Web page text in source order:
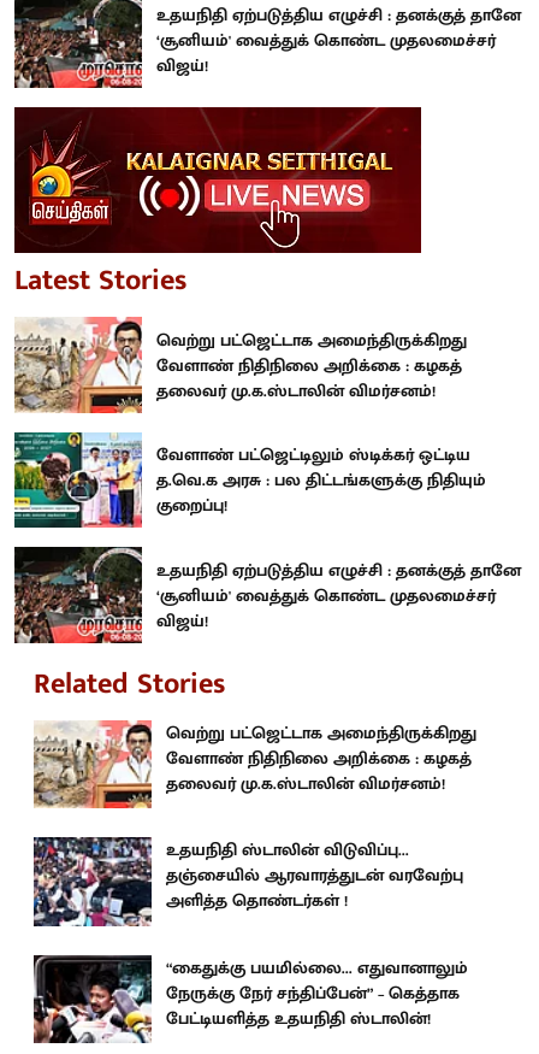
உதயநிதி ஏற்படுத்திய எழுச்சி : தனக்குத் தானே
‘சூனியம்' வைத்துக் கொண்ட முதலமைச்சர்
விஜய்!
Latest Stories
வெற்று பட்ஜெட்டாக அமைந்திருக்கிறது
வேளாண் நிதிநிலை அறிக்கை : கழகத்
தலைவர் மு.க.ஸ்டாலின் விமர்சனம்!
வேளாண் பட்ஜெட்டிலும் ஸ்டிக்கர் ஒட்டிய
த.வெ.க அரசு : பல திட்டங்களுக்கு நிதியும்
குறைப்பு!
உதயநிதி ஏற்படுத்திய எழுச்சி : தனக்குத் தானே
‘சூனியம்' வைத்துக் கொண்ட முதலமைச்சர்
விஜய்!
Related Stories
வெற்று பட்ஜெட்டாக அமைந்திருக்கிறது
வேளாண் நிதிநிலை அறிக்கை : கழகத்
தலைவர் மு.க.ஸ்டாலின் விமர்சனம்!
உதயநிதி ஸ்டாலின் விடுவிப்பு...
தஞ்சையில் ஆரவாரத்துடன் வரவேற்பு
அளித்த தொண்டர்கள் !
“கைதுக்கு பயமில்லை... எதுவானாலும்
நேருக்கு நேர் சந்திப்பேன்” – கெத்தாக
பேட்டியளித்த உதயநிதி ஸ்டாலின்!